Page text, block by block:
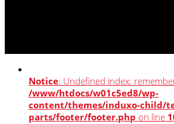
Notice: Undefined index:
/www/htdocs/w01c5ed8/wp-
content/themes/induxo-child/
parts/footer/footer.php on line